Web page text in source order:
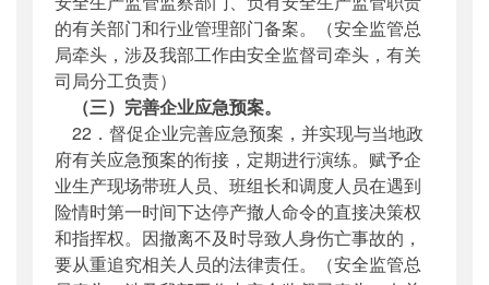
的有关部门和行业管理部门备案。（安全监管总
局牵头，涉及我部工作由安全监督司牵头，有关
司局分工负责）
（三）完善企业应急预案。
22．督促企业完善应急预案，并实现与当地政
府有关应急预案的衔接，定期进行演练。赋予企
业生产现场带班人员、班组长和调度人员在遇到
险情时第一时间下达停产撤人命令的直接决策权
和指挥权。因撤离不及时导致人身伤亡事故的，
要从重追究相关人员的法律责任。（安全监管总